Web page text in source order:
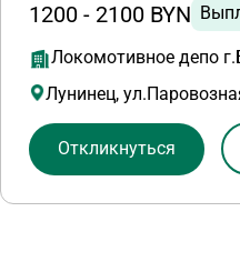
1200 - 2100 BYN
Локомотивное депо
Лунинец,
Откликнуться